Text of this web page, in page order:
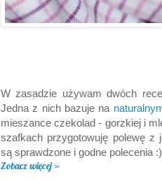
W zasadzie używam dwóch
Jedna z nich bazuje na
mieszance czekolad - gorzkiej i
szafkach przygotowuję polewę z
są sprawdzone i godne polecenia :)
Zobacz więcej »